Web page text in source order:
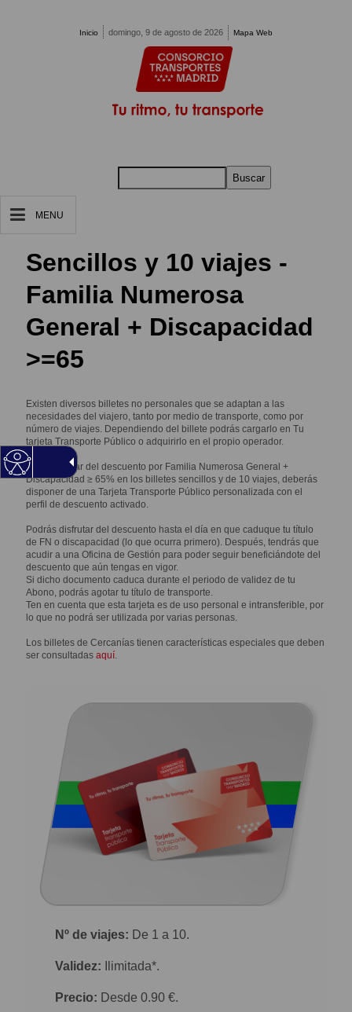
Inicio domingo, 9 de agosto de 2026 Mapa Web
Buscar
MENU
Sencillos y 10 viajes -
Familia Numerosa
General + Discapacidad
>=65
Existen diversos billetes no personales que se adaptan a las
necesidades del viajero, tanto por medio de transporte, como por
número de viajes. Dependiendo del billete podrás cargarlo en Tu
tarjeta Transporte Público o adquirirlo en el propio operador.
Para disfrutar del descuento por Familia Numerosa General +
Discapacidad ≥ 65% en los billetes sencillos y de 10 viajes, deberás
disponer de una Tarjeta Transporte Público personalizada con el
perfil de descuento activado.
Podrás disfrutar del descuento hasta el día en que caduque tu título
de FN o discapacidad (lo que ocurra primero). Después, tendrás que
acudir a una Oficina de Gestión para poder seguir beneficiándote del
descuento que aún tengas en vigor.
Si dicho documento caduca durante el periodo de validez de tu
Abono, podrás agotar tu título de transporte.
Ten en cuenta que esta tarjeta es de uso personal e intransferible, por
lo que no podrá ser utilizada por varias personas.
Los billetes de Cercanías tienen características especiales que deben
ser consultadasaquí.
Nº de viajes: De 1 a 10.
Validez: Ilimitada*.
Precio: Desde 0.90 €.